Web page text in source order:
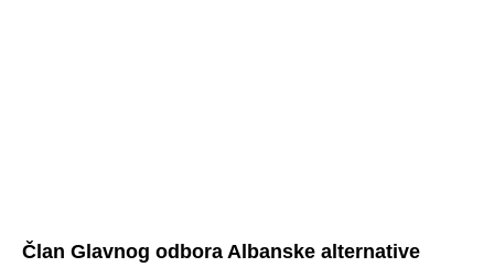
Član Glavnog odbora Albanske alternative